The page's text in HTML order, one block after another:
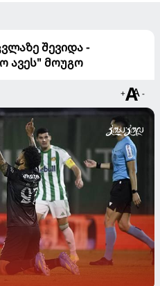
შევიდა -
ავეს" მოუგო
+ -